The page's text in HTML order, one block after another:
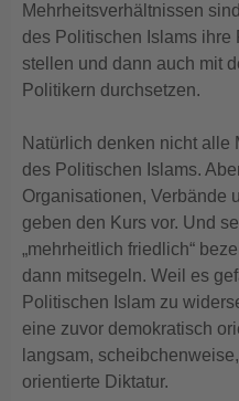
Mehrheitsverhältnissen
des Politischen Islams ihre
stellen und dann auch mit
Politikern durchsetzen.
Natürlich denken nicht alle
des Politischen Islams.
Organisationen, Verbände
geben den Kurs vor. Und
„mehrheitlich friedlich“
dann mitsegeln. Weil es
Politischen Islam zu
eine zuvor demokratisch
langsam,
orientierte Diktatur.